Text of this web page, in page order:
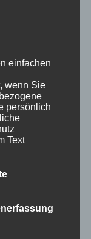
einfachen
wenn Sie
persönlich
Text